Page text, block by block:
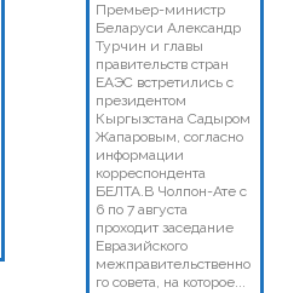
Премьер-министр
Беларуси Александр
Турчин и главы
правительств стран
ЕАЭС встретились с
президентом
Кыргызстана Садыром
Жапаровым, согласно
информации
корреспондента
БЕЛТА.В Чолпон-Ате с
6 по 7 августа
проходит заседание
Евразийского
межправительственно
го совета, на которое...